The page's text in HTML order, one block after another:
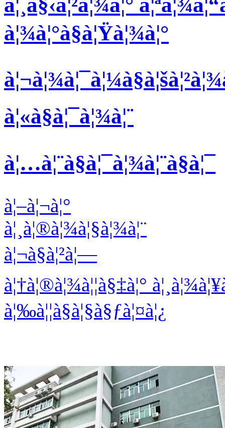
à¦¾à¦°à§à¦Ÿà¦¾à¦°
à¦«à§à¦¯à¦¾à¦¨
à¦…à¦¨à§à¦¯à¦¾à¦¨à§à¦¯
à¦–à¦¬à¦°
à¦¸à¦®à¦¾à¦§à¦¾à¦¨
à¦¬à§à¦²à¦—
à¦†à¦®à¦¾à¦¦à§‡à¦°
à¦‰à¦¦à§à¦§à§ƒà¦¤à¦¿